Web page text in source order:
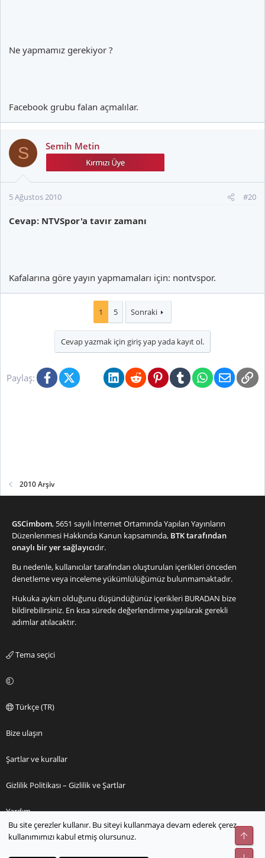
Ne yapmamız gerekiyor ?
Facebook grubu falan açmalılar.
S Semih Metin
5 Ağustos 2010 #20
Cevap: NTVSpor'a tavır zamanı
Kafalarına göre yayın yapmamaları için: nontvspor.
1 5 Sonraki
Cevap yazmak için giriş yap yada kayıt ol.
Paylaş: FacebookX (Twitter)BlueskyLinkedInRedditPinterestTumblrWhatsApp
E-posta
2010 Arşiv
GSCimbom, 5651 sayılı İnternet Ortamında Yapılan Yayınların
Düzenlenmesi Hakkında Kanun kapsamında, BTK tarafından
onaylı bir yer sağlayıcıdır.
Bu nedenle, kullanıcılar tarafından oluşturulan içerikleri önceden
denetleme veya inceleme yükümlülüğümüz bulunmamaktadır.
Hukuka aykırı olduğunu düşündüğünüz içerikleri BURADAN bize
bildirebilirsiniz. En kısa sürede değerlendirme yapılarak gerekli
adımlar atılacaktır.
Tema seçici
Türkçe (TR)
Bize ulaşın
Şartlar ve kurallar
Gizlilik Politikası – Gizlilik ve Şartlar
Yardım
Ana sayfa
Bu site çerezler kullanır. Bu siteyi kullanmaya devam ederek çerez
kullanımımızı kabul etmiş olursunuz.